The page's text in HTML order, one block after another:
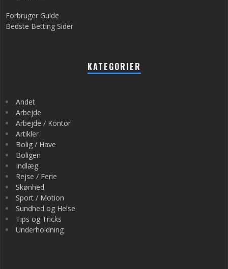
Forbruger Guide
Bedste Betting Sider
KATEGORIER
Andet
Arbejde
Arbejde / Kontor
Artikler
Bolig / Have
Boligen
Indlæg
Rejse / Ferie
Skønhed
Sport / Motion
Sundhed og Helse
Tips og Tricks
Underholdning